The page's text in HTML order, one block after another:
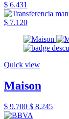
$ 6.431
$ 7.120
Quick view
Maison
$ 9.700 $ 8.245